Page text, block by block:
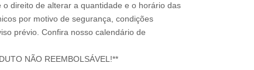
o direito de alterar a quantidade e o horário das
por motivo de segurança, condições
prévio. Confira nosso calendário de